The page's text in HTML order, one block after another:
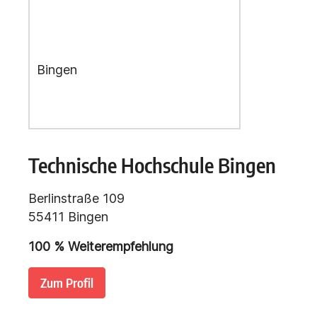
Technische Hochschule Bingen
Berlinstraße 109
55411 Bingen
100 % Weiterempfehlung
Zum Profil